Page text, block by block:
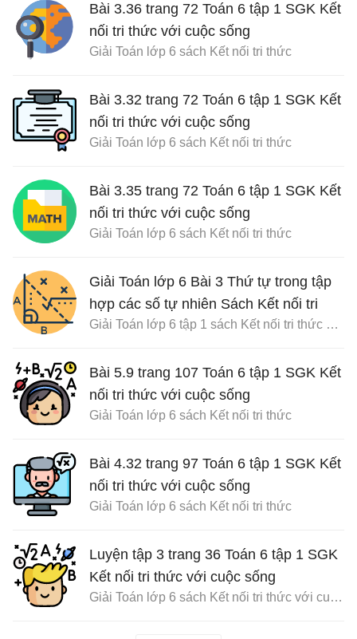
Bài 3.36 trang 72 Toán 6 tập 1 SGK Kết
nối tri thức với cuộc sống
Giải Toán lớp 6 sách Kết nối tri thức
Bài 3.32 trang 72 Toán 6 tập 1 SGK Kết
nối tri thức với cuộc sống
Giải Toán lớp 6 sách Kết nối tri thức
Bài 3.35 trang 72 Toán 6 tập 1 SGK Kết
nối tri thức với cuộc sống
Giải Toán lớp 6 sách Kết nối tri thức
Giải Toán lớp 6 Bài 3 Thứ tự trong tập
hợp các số tự nhiên Sách Kết nối tri
thức với cuộc sống
Giải Toán lớp 6 tập 1 sách Kết nối tri thức với cuộc sống
Bài 5.9 trang 107 Toán 6 tập 1 SGK Kết
nối tri thức với cuộc sống
Giải Toán lớp 6 sách Kết nối tri thức
Bài 4.32 trang 97 Toán 6 tập 1 SGK Kết
nối tri thức với cuộc sống
Giải Toán lớp 6 sách Kết nối tri thức
Luyện tập 3 trang 36 Toán 6 tập 1 SGK
Kết nối tri thức với cuộc sống
Giải Toán lớp 6 sách Kết nối tri thức với cuộc sống